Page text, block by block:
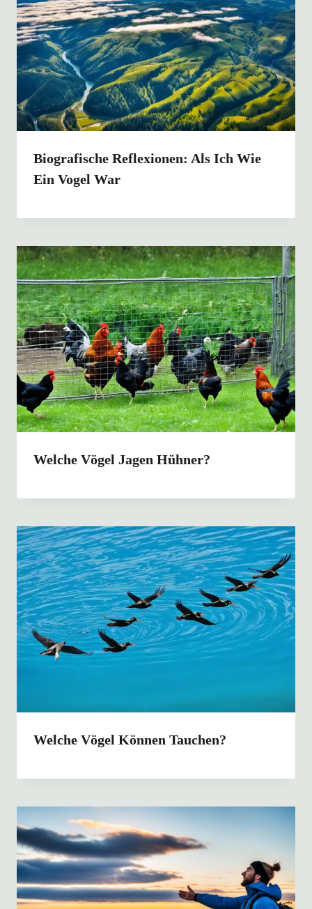
Biografische Reflexionen: Als Ich Wie
Ein Vogel War
Welche Vögel Jagen Hühner?
Welche Vögel Können Tauchen?